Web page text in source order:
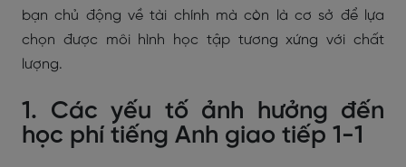
bạn chủ động về tài chính mà còn là cơ sở để lựa
chọn được môi hình học tập tương xứng với chất
lượng.
1. Các yếu tố ảnh hưởng đến
học phí tiếng Anh giao tiếp 1-1